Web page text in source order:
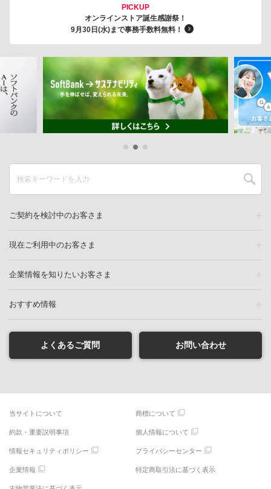
PICKUP
オンラインストア誕生感謝祭！
9月30日(水)まで事務手数料無料！
ご契約を検討中のお客さま
現在ご利用中のお客さま
企業情報を知りたいお客さま
おすすめ情報
よくあるご質問 お問い合わせ
当サイトについて 商標について
約款・重要説明事項 個人情報について
情報セキュリティポリシー プライバシーセンター
企業情報 特定商取引法に基づく表示